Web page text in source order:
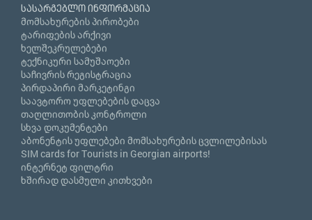
სასარგებლო ინფორმაცია
მომსახურების პირობები
ტარიფების არქივი
ხელშეკრულებები
ტექნიკური სამუშაოები
საჩივრის რეგისტრაცია
პირდაპირი მარკეტინგი
საავტორო უფლებების დაცვა
თაღლითობის კონტროლი
სხვა დოკუმენტები
აბონენტის უფლებები მომსახურების ცვლილებისას
SIM cards for Tourists in Georgian airports!
ინტერნეტ ფილტრი
ხშირად დასმული კითხვები